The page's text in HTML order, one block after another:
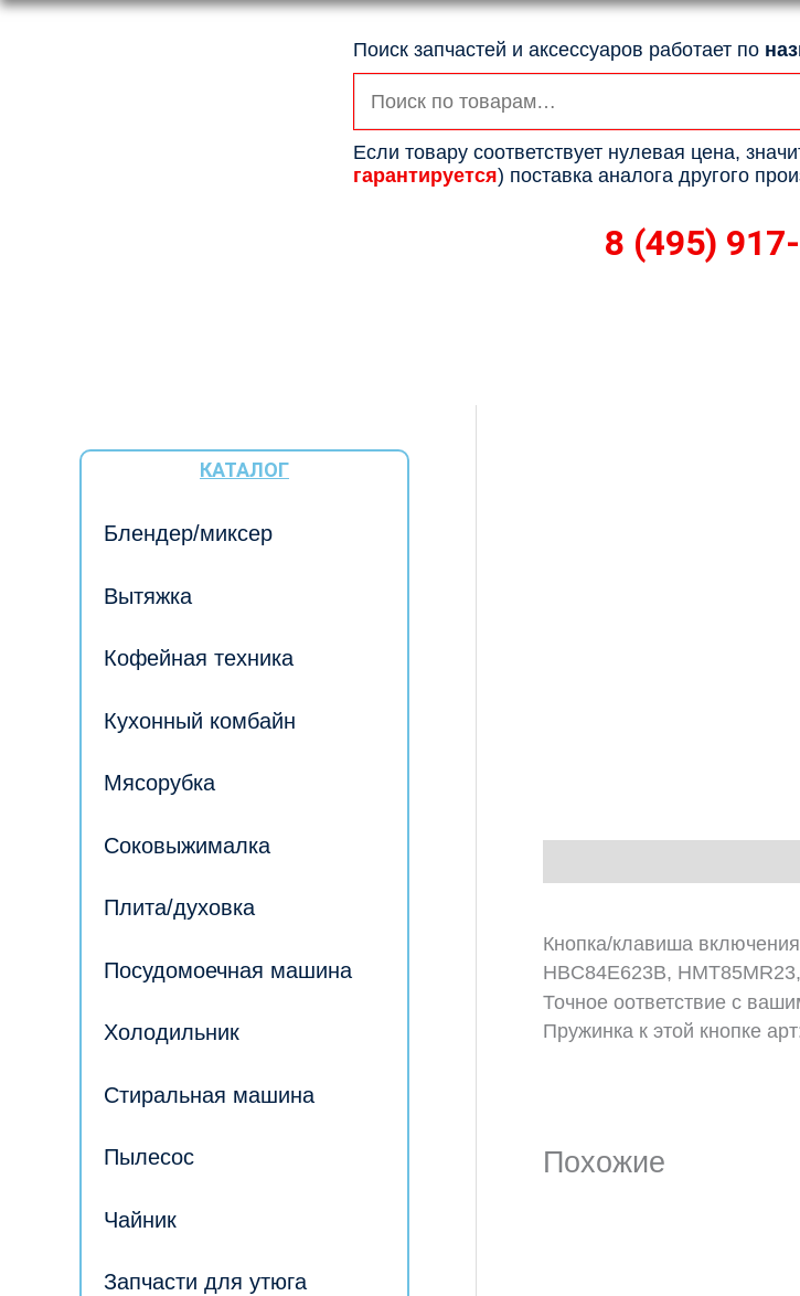
Поиск запчастей и аксессуаров работает по
Если товару соответствует нулевая цена,
гарантируется) поставка аналога другого
8 (495)
КАТАЛОГ
Блендер/миксер
Вытяжка
Кофейная техника
Кухонный комбайн
Мясорубка
Соковыжималка
Плита/духовка
Посудомоечная машина
Холодильник
Стиральная машина
Пылесос
Чайник
Запчасти для утюга
Кнопка/клавиша
HBC84E623B,
Точное оответствие с
Пружинка к этой кнопке
Похожие